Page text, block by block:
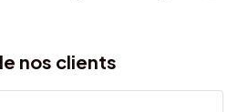
nos clients